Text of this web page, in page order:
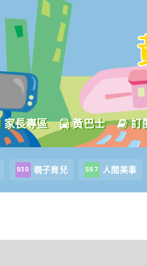
家長專區 黃巴士 訂
930 親子育兒 557 人間美事